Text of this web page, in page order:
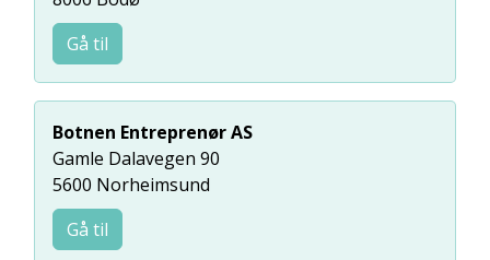
Gå til
Botnen Entreprenør AS
Gamle Dalavegen 90
5600 Norheimsund
Gå til